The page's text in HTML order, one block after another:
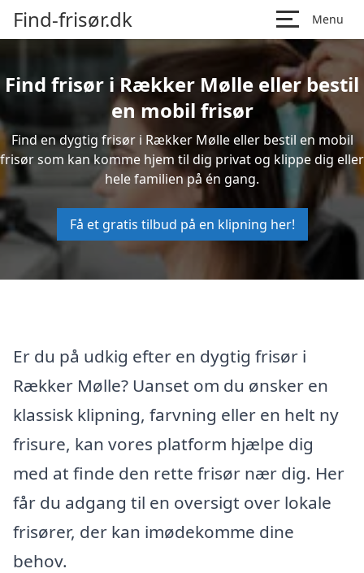
Find-frisør.dk Menu
Find frisør i Rækker Mølle eller bestil
en mobil frisør
Find en dygtig frisør i Rækker Mølle eller bestil en mobil
frisør som kan komme hjem til dig privat og klippe dig eller
hele familien på én gang.
Få et gratis tilbud på en klipning her!
Er du på udkig efter en dygtig frisør i
Rækker Mølle? Uanset om du ønsker en
klassisk klipning, farvning eller en helt ny
frisure, kan vores platform hjælpe dig
med at finde den rette frisør nær dig. Her
får du adgang til en oversigt over lokale
frisører, der kan imødekomme dine
behov.